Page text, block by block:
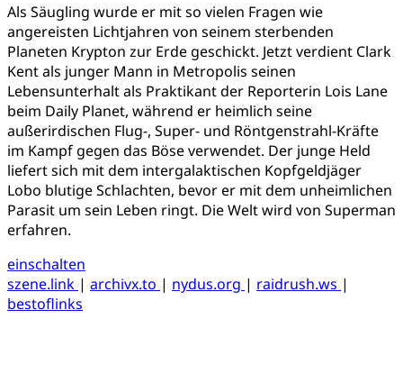
Als Säugling wurde er mit so vielen Fragen wie
angereisten Lichtjahren von seinem sterbenden
Planeten Krypton zur Erde geschickt. Jetzt verdient Clark
Kent als junger Mann in Metropolis seinen
Lebensunterhalt als Praktikant der Reporterin Lois Lane
beim Daily Planet, während er heimlich seine
außerirdischen Flug-, Super- und Röntgenstrahl-Kräfte
im Kampf gegen das Böse verwendet. Der junge Held
liefert sich mit dem intergalaktischen Kopfgeldjäger
Lobo blutige Schlachten, bevor er mit dem unheimlichen
Parasit um sein Leben ringt. Die Welt wird von Superman
erfahren.
einschalten
szene.link | archivx.to | nydus.org | raidrush.ws |
bestoflinks